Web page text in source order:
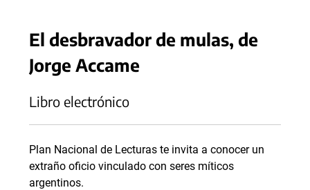
El desbravador de mulas, de
Jorge Accame
Libro electrónico
Plan Nacional de Lecturas te invita a conocer un
extraño oficio vinculado con seres míticos
argentinos.